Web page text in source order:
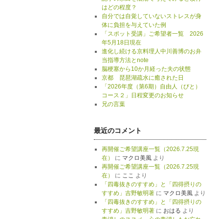
はどの程度？
自分では自覚していないストレスが身
体に負担を与えていた例
「スポット受講」ご希望者一覧 2026
年5月18日現在
進化し続ける京料理人中川善博のお弁
当指導方法とnote
脳梗塞から10か月経った夫の状態
京都 琵琶湖疏水に癒された日
「2026年度（第6期）自由人（びと）
コース２」日程変更のお知らせ
兄の言葉
最近のコメント
再開催ご希望講座一覧（2026.7.25現
在）
に マクロ美風より
再開催ご希望講座一覧（2026.7.25現
在）
に ここ より
「四毒抜きのすすめ」と「四得摂りの
すすめ」吉野敏明著に マクロ美風より
「四毒抜きのすすめ」と「四得摂りの
すすめ」吉野敏明著に おはる より